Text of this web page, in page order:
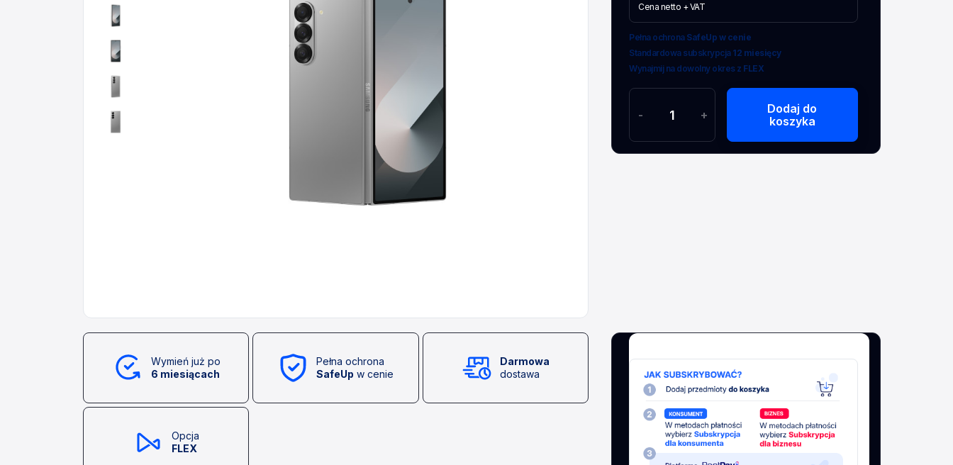
Cena netto + VAT
Pełna ochrona SafeUp w cenie
Standardowa subskrypcja 12 miesięcy
Wynajmij na dowolny okres z FLEX
- +
Dodaj do
koszyka
Wymień już po
6 miesiącach
Pełna ochrona
SafeUp w cenie
Darmowa
dostawa
Opcja
FLEX